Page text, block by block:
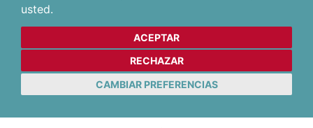
usted.
ACEPTAR
RECHAZAR
CAMBIAR PREFERENCIAS